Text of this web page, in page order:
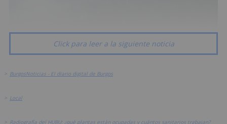
Click para leer a la siguiente noticia
> BurgosNoticias - El diario digital de Burgos
> Local
> Radiografía del HUBU: ¿qué plantas están ocupadas y cuántos sanitarios trabajan?